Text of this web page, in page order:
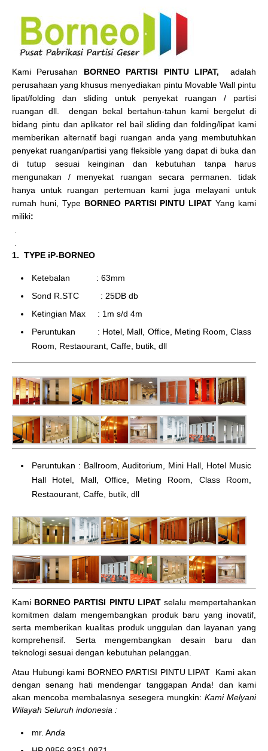
Kami Perusahan BORNEO PARTISI PINTU LIPAT, adalah
perusahaan yang khusus menyediakan pintu Movable Wall pintu
lipat/folding dan sliding untuk penyekat ruangan / partisi
ruangan dll. dengan bekal bertahun-tahun kami bergelut di
bidang pintu dan aplikator rel bail sliding dan folding/lipat kami
memberikan alternatif bagi ruangan anda yang membutuhkan
penyekat ruangan/partisi yang fleksible yang dapat di buka dan
di tutup sesuai keinginan dan kebutuhan tanpa harus
mengunakan / menyekat ruangan secara permanen. tidak
hanya untuk ruangan pertemuan kami juga melayani untuk
rumah huni, Type BORNEO PARTISI PINTU LIPAT Yang kami
miliki:
1. TYPE iP-BORNEO
Ketebalan : 63mm
Sond R.STC : 25DB db
Ketingian Max : 1m s/d 4m
Peruntukan : Hotel, Mall, Office, Meting Room, Class
Room, Restaourant, Caffe, butik, dll
Peruntukan : Ballroom, Auditorium, Mini Hall, Hotel Music
Hall Hotel, Mall, Office, Meting Room, Class Room,
Restaourant, Caffe, butik, dll
Kami BORNEO PARTISI PINTU LIPATselalu mempertahankan
komitmen dalam mengembangkan produk baru yang inovatif,
serta memberikan kualitas produk unggulan dan layanan yang
komprehensif. Serta mengembangkan desain baru dan
teknologi sesuai dengan kebutuhan pelanggan.
Atau Hubungi kami BORNEO PARTISI PINTU LIPAT
Kami akan
dengan senang hati mendengar tanggapan Anda! dan kami
akan mencoba membalasnya sesegera mungkin: Kami Melyani
Wilayah Seluruh indonesia :
mr. Anda